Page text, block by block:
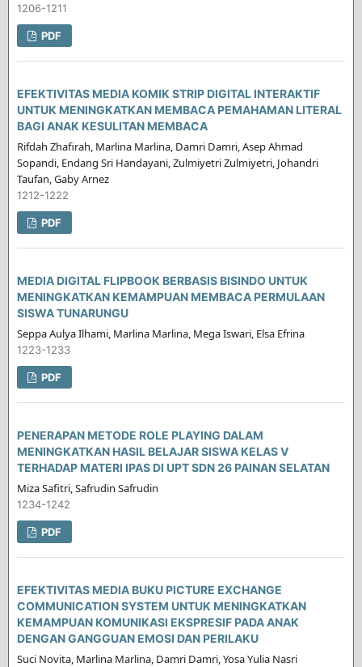
1206-1211
PDF
EFEKTIVITAS MEDIA KOMIK STRIP DIGITAL INTERAKTIF
UNTUK MENINGKATKAN MEMBACA PEMAHAMAN LITERAL
BAGI ANAK KESULITAN MEMBACA
Rifdah Zhafirah, Marlina Marlina, Damri Damri, Asep Ahmad
Sopandi, Endang Sri Handayani, Zulmiyetri Zulmiyetri, Johandri
Taufan, Gaby Arnez
1212-1222
PDF
MEDIA DIGITAL FLIPBOOK BERBASIS BISINDO UNTUK
MENINGKATKAN KEMAMPUAN MEMBACA PERMULAAN
SISWA TUNARUNGU
Seppa Aulya Ilhami, Marlina Marlina, Mega Iswari, Elsa Efrina
1223-1233
PDF
PENERAPAN METODE ROLE PLAYING DALAM
MENINGKATKAN HASIL BELAJAR SISWA KELAS V
TERHADAP MATERI IPAS DI UPT SDN 26 PAINAN SELATAN
Miza Safitri, Safrudin Safrudin
1234-1242
PDF
EFEKTIVITAS MEDIA BUKU PICTURE EXCHANGE
COMMUNICATION SYSTEM UNTUK MENINGKATKAN
KEMAMPUAN KOMUNIKASI EKSPRESIF PADA ANAK
DENGAN GANGGUAN EMOSI DAN PERILAKU
Suci Novita, Marlina Marlina, Damri Damri, Yosa Yulia Nasri